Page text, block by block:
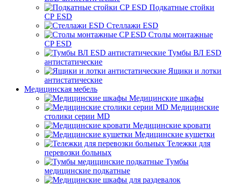
Подкатные стойки
СР ESD
Стеллажи ESD
Столы монтажные
CP ESD
Тумбы ВЛ ESD
антистатические
Ящики и лотки
антистатические
Медицинская мебель
Медицинские шкафы
Медицинские
столики серии MD
Медицинские кровати
Медицинские кушетки
Тележки для
перевозки больных
Тумбы
медицинские подкатные